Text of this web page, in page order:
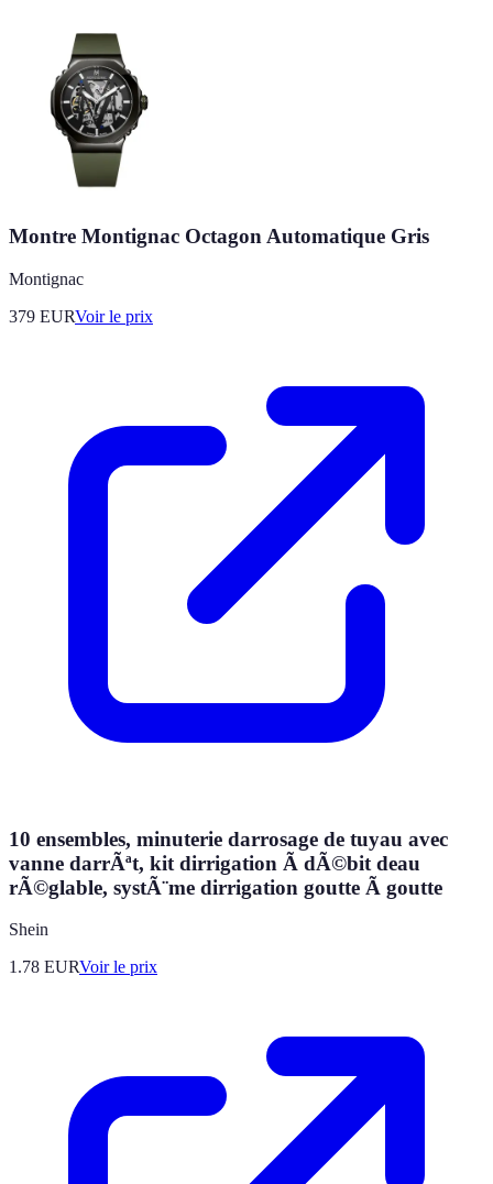
Montre Montignac Octagon Automatique Gris
Montignac
379 EURVoir le prix
10 ensembles, minuterie darrosage de tuyau avec
vanne darrÃªt, kit dirrigation Ã dÃ©bit deau
rÃ©glable, systÃ¨me dirrigation goutte Ã goutte
Shein
1.78 EURVoir le prix